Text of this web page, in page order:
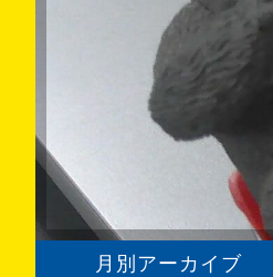
月別アーカイブ